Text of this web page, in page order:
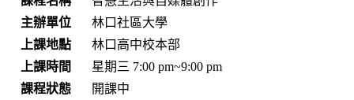
主辦單位
林口社區大學
上課地點
林口高中校本部
上課時間
星期三 7:00 pm~9:00 pm
課程狀態
開課中